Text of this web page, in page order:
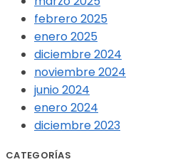
febrero 2025
enero 2025
diciembre 2024
noviembre 2024
junio 2024
enero 2024
diciembre 2023
CATEGORÍAS